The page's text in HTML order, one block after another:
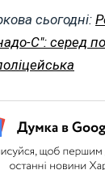
сьогодні:
С": серед